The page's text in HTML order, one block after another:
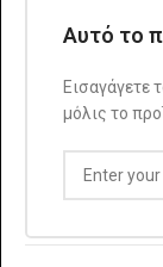
Αυτό το
Εισαγάγετε
μόλις το